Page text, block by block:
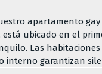
apartamento gay
está ubicado en el
Las
interno garantizan